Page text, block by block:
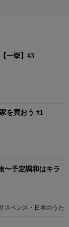
一挙】#3
を買おう #1
〜予定調和はキラ
ペンス・日本のうた